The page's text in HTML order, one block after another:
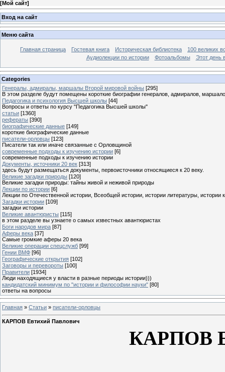
[Мой сайт]
Вход на сайт
Меню сайта
Главная страница Гостевая книга Историческая библиотека
100 великих
Аудиолекции по истории
Фотоальбомы Этот день
Categories
Генералы, адмиралы, маршалы Второй мировой войны [295]
В этом разделе будут помещены короткие биографии генералов, адмиралов,
Педагогика и психология Высшей школы [44]
Вопросы и ответы по курсу "Педагогика Высшей школы"
статьи [1360]
рефераты [390]
биографические данные [149]
короткие биографические данные
писатели-орловцы [123]
Писатели так или иначе связанные с Орловщиной
современные подходы к изучению истории [6]
современные подходы к изучению истории
Документы, источники 20 век [313]
здесь будут размещаться документы, первоисточники относящиеся к 20 веку.
Великие загадки природы [120]
Великие загадки природы: тайны живой и неживой природы
Лекции по истории [6]
Лекции по Отечественной истории, Всеобщей истории, истории литературы, истории
Загадки истории [109]
загадки истории
Великие авантюристы [115]
в этом разделе вы узнаете о самых известных авантюристах
Боги народов мира [87]
Аферы века [37]
Самые громкие аферы 20 века
Великие операции спецслужб [99]
Гении ВМФ [96]
Географические открытия [102]
Заговоры и перевороты [100]
Правители [1934]
Люди находящиеся у власти в разные периоды истории)))
кандидатский минимум по "истории и философии науки" [80]
ответы на вопросы
Главная » Статьи » писатели-орловцы
КАРПОВ Евтихий Павлович
КАРПОВ